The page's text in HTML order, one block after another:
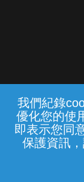
我們紀錄
優化您的使
即表示您同
保護資訊
常見問題
中華電
(